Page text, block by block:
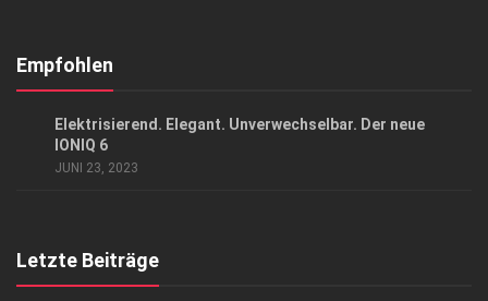
Kontakt, Impressum
Empfohlen
Elektrisierend. Elegant. Unverwechselbar. Der neue
IONIQ 6
JUNI 23, 2023
Letzte Beiträge